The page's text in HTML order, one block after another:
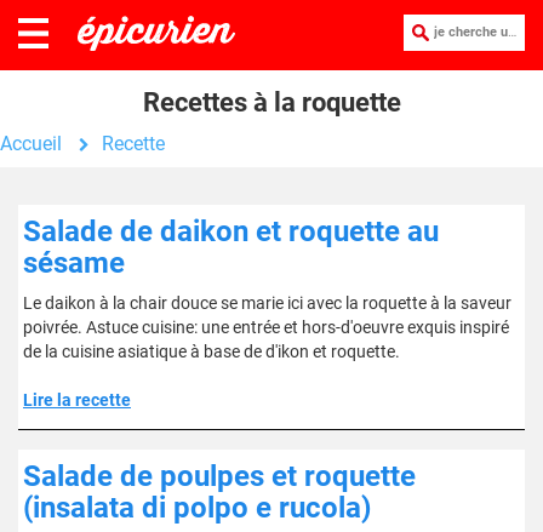
je cherche une recette :
Recettes à la roquette
Accueil Recette
Salade de daikon et roquette au
sésame
Le daikon à la chair douce se marie ici avec la roquette à la saveur
poivrée. Astuce cuisine: une entrée et hors-d'oeuvre exquis inspiré
de la cuisine asiatique à base de d'ikon et roquette.
Lire la recette
Salade de poulpes et roquette
(insalata di polpo e rucola)